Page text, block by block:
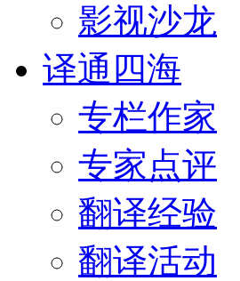
影视沙龙
译通四海
专栏作家
专家点评
翻译经验
翻译活动